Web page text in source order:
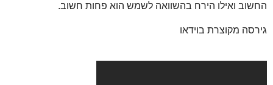
החשוב ואילו הירח בהשוואה לשמש הוא פחות חשוב.
גירסה מקוצרת בוידאו